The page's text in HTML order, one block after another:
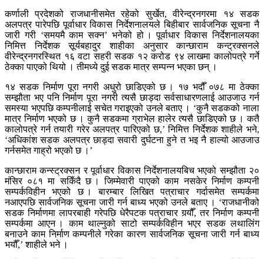
कर्णाली प्रदेशको राजधानीसमेत रहेको सुर्खेत, वीरेन्द्रनगरमा १४ सडक
अलपत्र पारेपछि पूर्वाधार विकास निर्देशनालयले बिहीबार सार्वजनिक सूचना नै
जारी गरी ‘समयमै काम सक्न’ भनेको हो । पूर्वाधार विकास निर्देशनालयका
निमित्त निर्देशक सूर्यबहादुर शाहीका अनुसार कान्छाराम कन्ट्रक्सनले
वीरेन्द्रनगरस्थित १६ वटा सहरी सडक १२ करोड ९४ लाखमा कालोपत्रे गर्ने
ठेक्का पाएको थियो । तीमध्ये दुई सडक मात्र सम्पन्न भएका छन् ।
१४ सडक निर्माण पूरा नगरी अधुरो छाडिएको छ । १७ भदौँ ०७८ मा ठेक्का
सम्झौता भए पनि निर्माण पूरा नगरी त्यसै छाड्दा सर्वसाधारणलाई आउजाउ गर्न
समस्या भएपछि कम्पनीलाई सचेत गराइएको उनले बताए । ‘कुनै सडकको नाला
मात्र निर्माण भएको छ । कुनै सडकमा ग्राभेल हालेर त्यसै छाडिएको छ । कतै
कालोपत्रे गर्न तयारी गरेर अलपत्र पारिएको छ,’ निमित्त निर्देशक शाहीले भने,
‘अधिकांश सडक अलपत्र छाड्दा सवारी दुर्घटना हुने त भइ नै हाल्यो आउजाउ
गर्नसमेत गाह्रो भएको छ ।’
कान्छाराम कन्स्ट्रक्सन र पूर्वाधार विकास निर्देशनालयबिच भएको सम्झौता २०
मंसिर ०८१ मा सकिँदै छ । जिम्मेवारी पाएको काम नसकेर निर्माण कम्पनी
सम्पर्कविहीन भएको छ । बारम्बार लिखित पत्राचार गर्दासमेत सम्पर्कमा
नआएपछि सार्वजनिक सूचना जारी गर्न बाध्य भएको उनले बताए । ‘राजधानीको
सडक निर्माणमा लापरबाही गरेपछि धेरैपटक पत्राचार गर्‍यौँ, तर निर्माण कम्पनी
सम्पर्कमा आएन । काम थाल्नुको साटो सम्पर्कविहीन भएर सडक लथालिंग
बनाउने काम निर्माण कम्पनीले गरेका कारण सार्वजनिक सूचना जारी गर्न बाध्य
भयौँ,’ शाहीले भने ।